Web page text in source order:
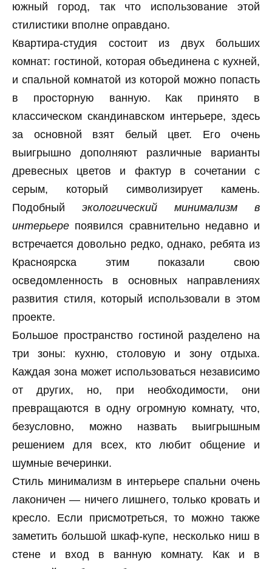
южный город, так что использование этой
стилистики вполне оправдано.
Квартира-студия состоит из двух больших
комнат: гостиной, которая объединена с кухней,
и спальной комнатой из которой можно попасть
в просторную ванную. Как принято в
классическом скандинавском интерьере, здесь
за основной взят белый цвет. Его очень
выигрышно дополняют различные варианты
древесных цветов и фактур в сочетании с
серым, который символизирует камень.
Подобный экологический минимализм в
интерьере появился сравнительно недавно и
встречается довольно редко, однако, ребята из
Красноярска этим показали свою
осведомленность в основных направлениях
развития стиля, который использовали в этом
проекте.
Большое пространство гостиной разделено на
три зоны: кухню, столовую и зону отдыха.
Каждая зона может использоваться независимо
от других, но, при необходимости, они
превращаются в одну огромную комнату, что,
безусловно, можно назвать выигрышным
решением для всех, кто любит общение и
шумные вечеринки.
Стиль минимализм в интерьере спальни очень
лаконичен — ничего лишнего, только кровать и
кресло. Если присмотреться, то можно также
заметить большой шкаф-купе, несколько ниш в
стене и вход в ванную комнату. Как и в